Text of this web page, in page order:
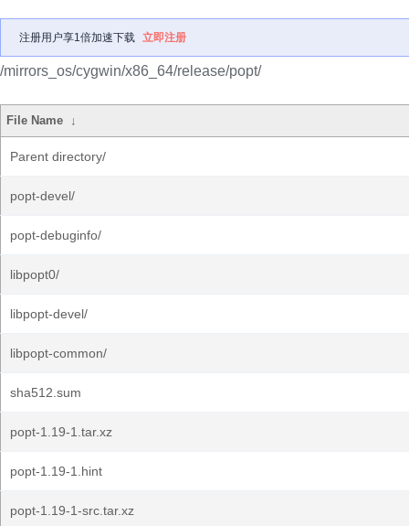
注册用户享1倍加速下载 立即注册
/mirrors_os/cygwin/x86_64/release/popt/
File Name ↓
Parent directory/
popt-devel/
popt-debuginfo/
libpopt0/
libpopt-devel/
libpopt-common/
sha512.sum
popt-1.19-1.tar.xz
popt-1.19-1.hint
popt-1.19-1-src.tar.xz